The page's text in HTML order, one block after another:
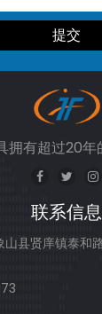
提交
拥有超过20
联系信息
山县贤庠镇泰和